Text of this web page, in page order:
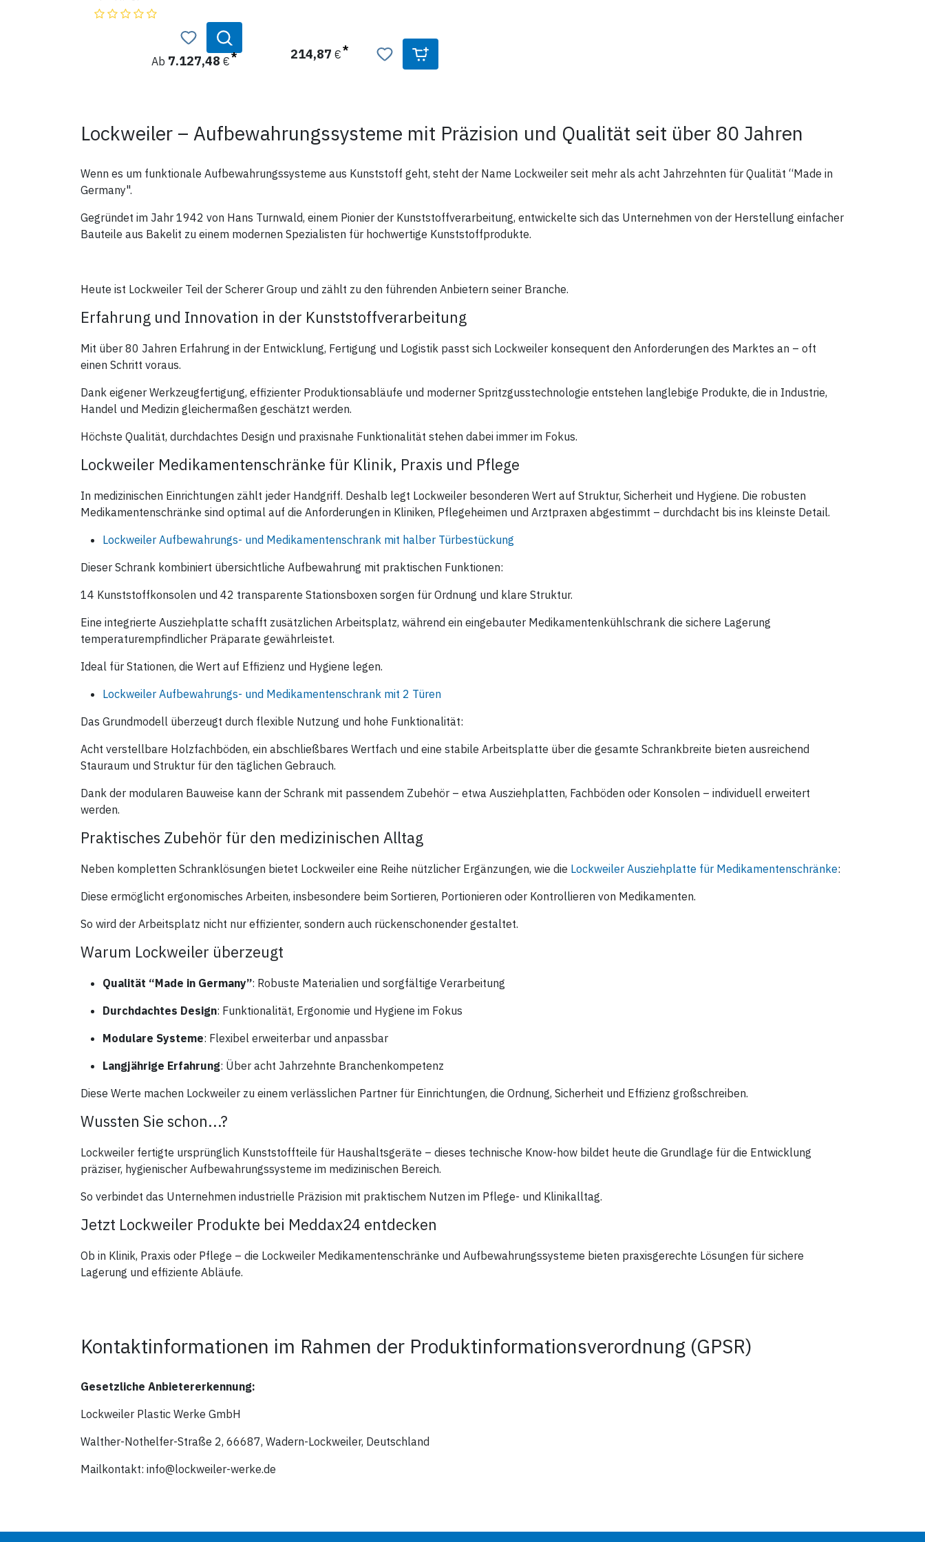
abschließbar.
- 5 Fachböden 250mm tiefe
- Ausziehplatte
- Wertfach aus Holz (über
Kühlschrank)
H-28 Liter
- Daneben 3 Fachböden, 350mm
tief
Produktdaten:
Maße: H 205 x B x 100 x T x 57 cm
Kühlschrank DS 301H - Art.Nr.:
19944-01
Fachboden - Art.Nr.: 19955-01
Wertfach - Art.Nr.: 19956-01
Ausziehplatte - Art.Nr.: 19959-01
Konsole - Art.Nr.: 19960-01
Befestigungsleiste Konsole -
Ab 7.127,48 € 214,87 €
Lockweiler – Aufbewahrungssysteme mit Präzision und Qualität seit über 80 Jahren
Wenn es um funktionale Aufbewahrungssysteme aus Kunststoff geht, steht der Name Lockweiler seit mehr als acht Jahrzehnten für Qualität “Made in
Germany".
Gegründet im Jahr 1942 von Hans Turnwald, einem Pionier der Kunststoffverarbeitung, entwickelte sich das Unternehmen von der Herstellung einfacher
Bauteile aus Bakelit zu einem modernen Spezialisten für hochwertige Kunststoffprodukte.
Heute ist Lockweiler Teil der Scherer Group und zählt zu den führenden Anbietern seiner Branche.
Erfahrung und Innovation in der Kunststoffverarbeitung
Mit über 80 Jahren Erfahrung in der Entwicklung, Fertigung und Logistik passt sich Lockweiler konsequent den Anforderungen des Marktes an – oft
einen Schritt voraus.
Dank eigener Werkzeugfertigung, effizienter Produktionsabläufe und moderner Spritzgusstechnologie entstehen langlebige Produkte, die in Industrie,
Handel und Medizin gleichermaßen geschätzt werden.
Höchste Qualität, durchdachtes Design und praxisnahe Funktionalität stehen dabei immer im Fokus.
Lockweiler Medikamentenschränke für Klinik, Praxis und Pflege
In medizinischen Einrichtungen zählt jeder Handgriff. Deshalb legt Lockweiler besonderen Wert auf Struktur, Sicherheit und Hygiene. Die robusten
Medikamentenschränke sind optimal auf die Anforderungen in Kliniken, Pflegeheimen und Arztpraxen abgestimmt – durchdacht bis ins kleinste Detail.
Lockweiler Aufbewahrungs- und Medikamentenschrank mit halber Türbestückung
Dieser Schrank kombiniert übersichtliche Aufbewahrung mit praktischen Funktionen:
14 Kunststoffkonsolen und 42 transparente Stationsboxen sorgen für Ordnung und klare Struktur.
Eine integrierte Ausziehplatte schafft zusätzlichen Arbeitsplatz, während ein eingebauter Medikamentenkühlschrank die sichere Lagerung
temperaturempfindlicher Präparate gewährleistet.
Ideal für Stationen, die Wert auf Effizienz und Hygiene legen.
Lockweiler Aufbewahrungs- und Medikamentenschrank mit 2 Türen
Das Grundmodell überzeugt durch flexible Nutzung und hohe Funktionalität:
Acht verstellbare Holzfachböden, ein abschließbares Wertfach und eine stabile Arbeitsplatte über die gesamte Schrankbreite bieten ausreichend
Stauraum und Struktur für den täglichen Gebrauch.
Dank der modularen Bauweise kann der Schrank mit passendem Zubehör – etwa Ausziehplatten, Fachböden oder Konsolen – individuell erweitert
werden.
Praktisches Zubehör für den medizinischen Alltag
Neben kompletten Schranklösungen bietet Lockweiler eine Reihe nützlicher Ergänzungen, wie die Lockweiler Ausziehplatte für Medikamentenschränke:
Diese ermöglicht ergonomisches Arbeiten, insbesondere beim Sortieren, Portionieren oder Kontrollieren von Medikamenten.
So wird der Arbeitsplatz nicht nur effizienter, sondern auch rückenschonender gestaltet.
Warum Lockweiler überzeugt
Qualität “Made in Germany”: Robuste Materialien und sorgfältige Verarbeitung
Durchdachtes Design: Funktionalität, Ergonomie und Hygiene im Fokus
Modulare Systeme: Flexibel erweiterbar und anpassbar
Langjährige Erfahrung: Über acht Jahrzehnte Branchenkompetenz
Diese Werte machen Lockweiler zu einem verlässlichen Partner für Einrichtungen, die Ordnung, Sicherheit und Effizienz großschreiben.
Wussten Sie schon...?
Lockweiler fertigte ursprünglich Kunststoffteile für Haushaltsgeräte – dieses technische Know-how bildet heute die Grundlage für die Entwicklung
präziser, hygienischer Aufbewahrungssysteme im medizinischen Bereich.
So verbindet das Unternehmen industrielle Präzision mit praktischem Nutzen im Pflege- und Klinikalltag.
Jetzt Lockweiler Produkte bei Meddax24 entdecken
Ob in Klinik, Praxis oder Pflege – die Lockweiler Medikamentenschränke und Aufbewahrungssysteme bieten praxisgerechte Lösungen für sichere
Lagerung und effiziente Abläufe.
Kontaktinformationen im Rahmen der Produktinformationsverordnung (GPSR)
Gesetzliche Anbietererkennung:
Lockweiler Plastic Werke GmbH
Walther-Nothelfer-Straße 2, 66687, Wadern-Lockweiler, Deutschland
Mailkontakt: info@lockweiler-werke.de